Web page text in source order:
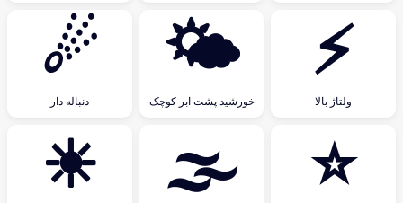
⚡
ولتاژ بالا
🌤
خورشید پشت ابر کوچک
☄
دنباله دار
⭐
🌫
☀